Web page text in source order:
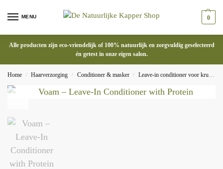
MENU 0
Alle producten zijn eco-vriendelijk of 100% natuurlijk en zorgvuldig geselecteerd
én getest in onze eigen salon.
Home / Haarverzorging / Conditioner & masker / Leave-in conditioner voor krullen